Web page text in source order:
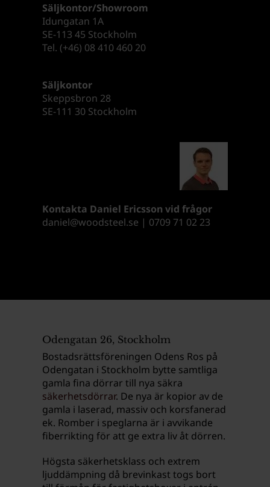
Säljkontor/Showroom
Idungatan 1A
SE-113 45 Stockholm
Tel. (+46) 08 410 460 20
Säljkontor
Skeppsbron 28
SE-111 30 Stockholm
Kontakta Daniel Ericsson vid frågor
daniel@woodsteel.se | 0709 71 02 23
Odengatan 26, Stockholm
Bostadsrättsföreningen Odens Ros på
Odengatan i Stockholm bytte samtliga
gamla fina dörrar till nya säkra
säkerhetsdörrar. De nya är kopior av de
gamla i laserad, massiv och korsfanerad
ek. Romber i speglarna är i avvikande
fiberrikting för att ge extra liv åt dörren.
Högsta säkerhetsklass och extrem
ljuddämpning då brevinkast togs bort